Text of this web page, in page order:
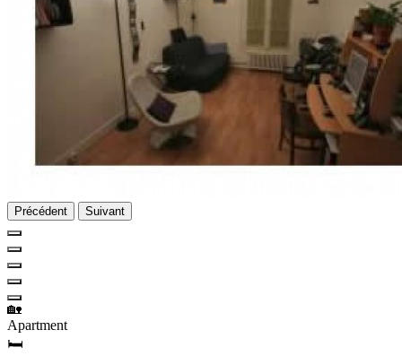
Précédent Suivant
🏡
Apartment
🛏